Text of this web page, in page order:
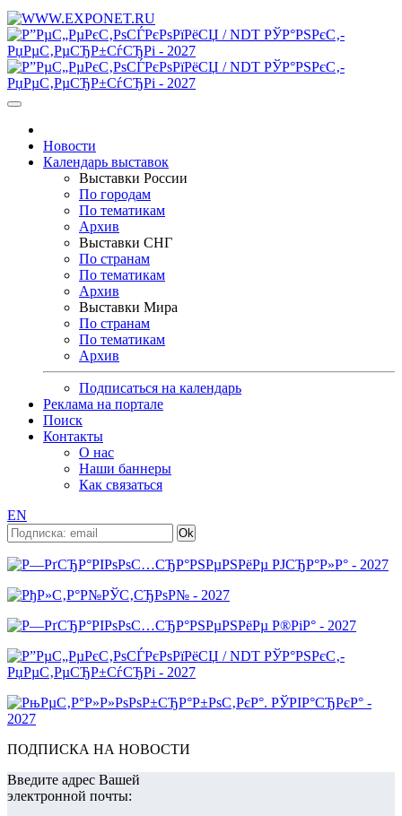
Новости
Календарь выставок
Выставки России
По городам
По тематикам
Архив
Выставки СНГ
По странам
По тематикам
Архив
Выставки Мира
По странам
По тематикам
Архив
Подписаться на календарь
Реклама на портале
Поиск
Контакты
О нас
Наши баннеры
Как связаться
EN
ПОДПИСКА НА НОВОСТИ
Введите адрес Вашей
электронной почты: